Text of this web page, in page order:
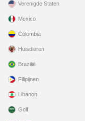
Verenigde Staten
Mexico
Colombia
Huisdieren
Brazilië
Filipijnen
Libanon
Golf